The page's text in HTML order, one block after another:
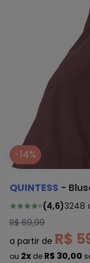
-14%
QUINTESS -
(4,6)3248
R$ 69,99
a partir de R$
ou 2x de R$ 30,00